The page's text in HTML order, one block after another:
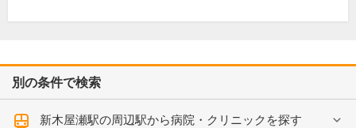
別の条件で検索
新木屋瀬駅の周辺駅から病院・クリニックを探す